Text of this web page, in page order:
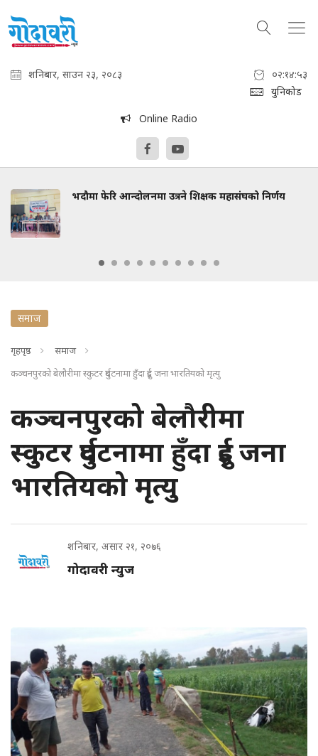
शनिबार, साउन २३, २०८३
०२:१४:५३
युनिकोड
Online Radio
भदौमा फेरि आन्दोलनमा उत्रने शिक्षक महासंघको निर्णय
समाज
गृहपृष्ठ
समाज
कञ्चनपुरको बेलौरीमा स्कुटर दुर्घटनामा हुँदा दुई जना भारतियको मृत्यु
कञ्चनपुरको बेलौरीमा
स्कुटर दुर्घटनामा हुँदा दुई जना
भारतियको मृत्यु
शनिबार, असार २१, २०७६
गोदावरी न्युज